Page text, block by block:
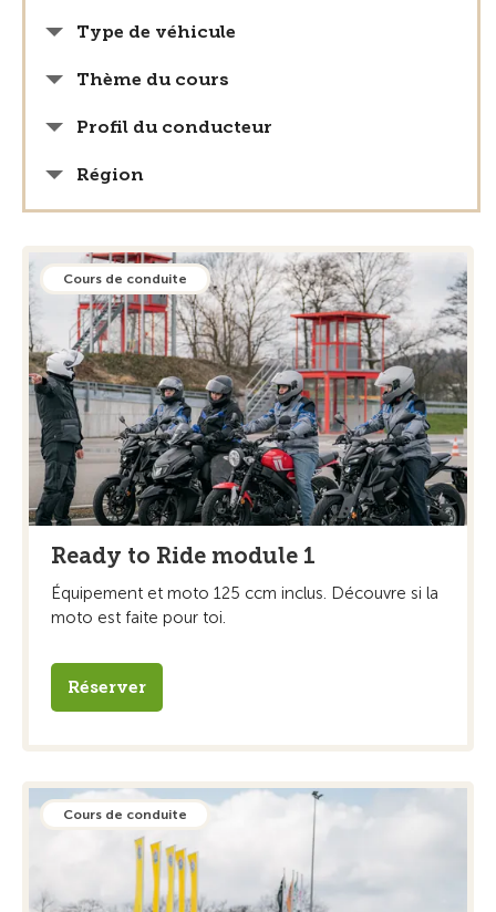
Type de véhicule
Thème du cours
Profil du conducteur
Région
Cours de conduite
Ready to Ride module 1
Équipement et moto 125 ccm inclus. Découvre si la
moto est faite pour toi.
Réserver
Cours de conduite